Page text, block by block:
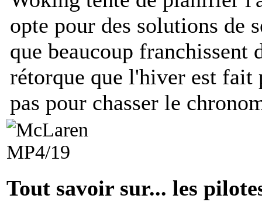
opte pour des solutions de
que beaucoup franchissent
rétorque que l'hiver est fait
pas pour chasser le
Tout savoir sur... les